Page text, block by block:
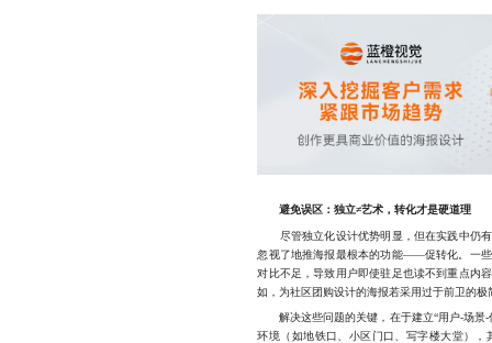
避免误区：独立≠艺术，转化才是硬道理
尽管独立化设计优势明显，但在实践中仍有
忽视了地推海报最根本的功能——促转化。一
对比不足，导致用户即使驻足也读不到重点内
如，为社区团购设计的海报若采用过于前卫的
解决这些问题的关键，在于建立“用户-场景-
环境（如地铁口、小区门口、写字楼大堂）